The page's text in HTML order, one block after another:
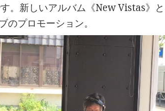
。新しいアルバム《New Vistas》
のプロモーション。